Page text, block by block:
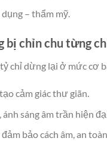
– thẩm mỹ.
bị chỉn chu từng
chỉ dừng lại ở mức cơ
cảm giác thư giãn.
sáng âm trần hiện
bảo cách âm, an